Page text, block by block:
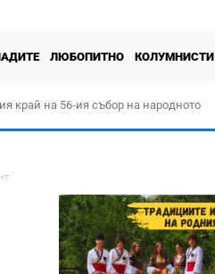
ЛЮБОПИТНО КОЛУМНИСТИ
край на 56-ия събор на народното